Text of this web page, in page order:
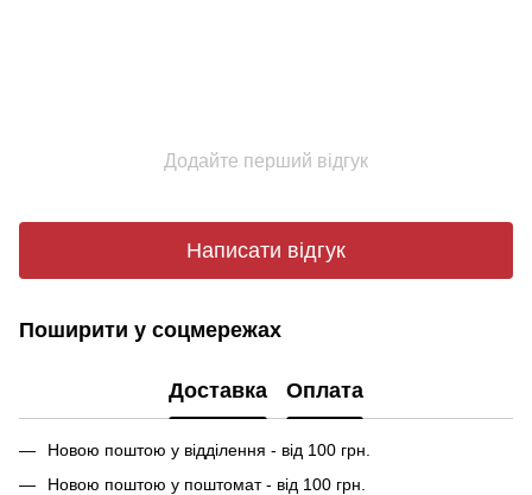
Додайте перший відгук
Написати відгук
Поширити у соцмережах
Доставка Оплата
Новою поштою у відділення - від 100 грн.
Новою поштою у поштомат - від 100 грн.